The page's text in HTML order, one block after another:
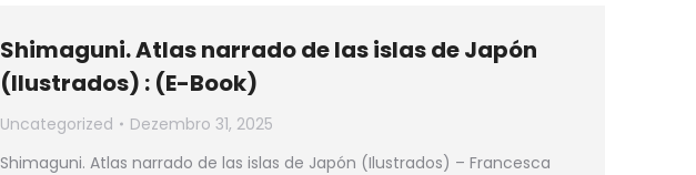
Shimaguni. Atlas narrado de las islas de Japón
(Ilustrados) : (E-Book)
Uncategorized
Dezembro 31, 2025
Shimaguni. Atlas narrado de las islas de Japón (Ilustrados) – Francesca